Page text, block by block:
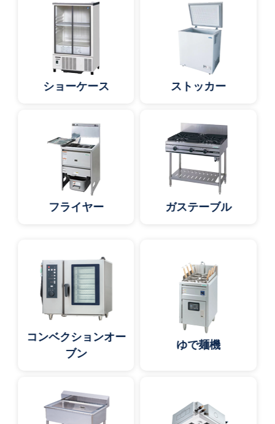
ショーケース ストッカー
フライヤー ガステーブル
コンベクションオー
ブン
ゆで麺機